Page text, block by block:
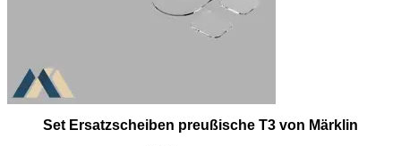
Set Ersatzscheiben preußische T3 von Märklin